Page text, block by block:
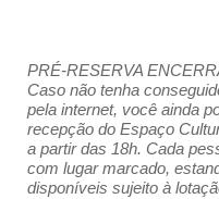
PRÉ-RESERVA
Caso não tenha
pela internet, você ainda
recepção do Espaço
a partir das 18h. Cada
com lugar marcado,
disponíveis sujeito à